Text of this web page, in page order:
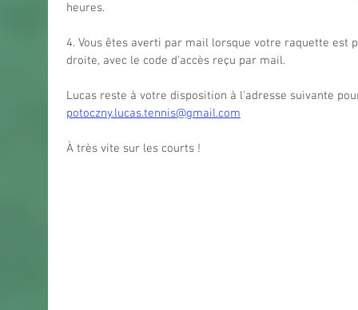
heures.
4. Vous êtes averti par mail lorsque votre raquette est
droite, avec le code d'accès reçu par mail.
Lucas reste à votre disposition à l'adresse suivante
potoczny.lucas.tennis@gmail.com
À très vite sur les courts !